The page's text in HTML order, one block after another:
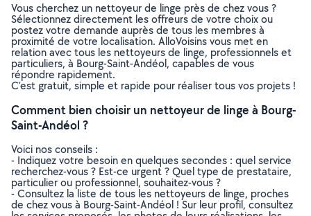
Vous cherchez un nettoyeur de linge près de chez vous ?
Sélectionnez directement les offreurs de votre choix ou
postez votre demande auprès de tous les membres à
proximité de votre localisation. AlloVoisins vous met en
relation avec tous les nettoyeurs de linge, professionnels et
particuliers, à Bourg-Saint-Andéol, capables de vous
répondre rapidement.
C’est gratuit, simple et rapide pour réaliser tous vos projets !
Comment bien choisir un nettoyeur de linge à Bourg-
Saint-Andéol ?
Voici nos conseils :
- Indiquez votre besoin en quelques secondes : quel service
recherchez-vous ? Est-ce urgent ? Quel type de prestataire,
particulier ou professionnel, souhaitez-vous ?
- Consultez la liste de tous les nettoyeurs de linge, proches
de chez vous à Bourg-Saint-Andéol ! Sur leur profil, consultez